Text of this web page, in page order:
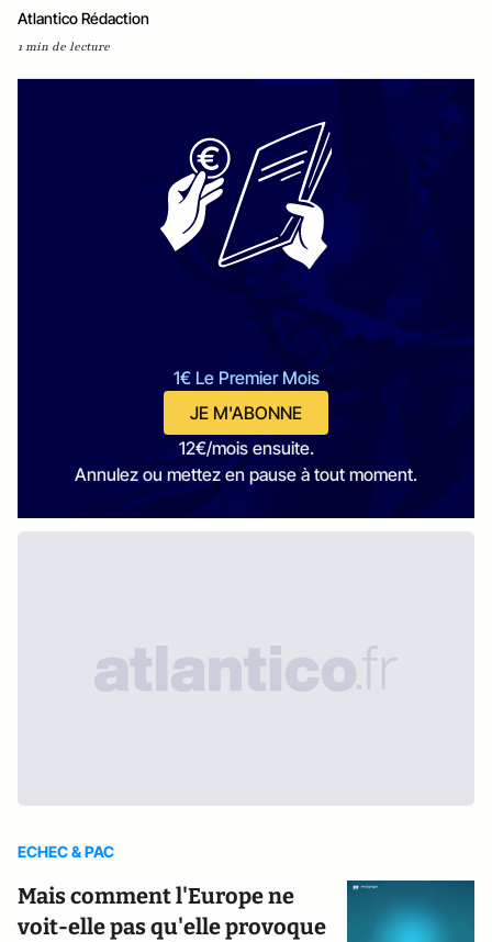
Atlantico Rédaction
1 min de lecture
1€ Le Premier Mois
JE M'ABONNE
12€/mois ensuite.
Annulez ou mettez en pause à tout moment.
ECHEC & PAC
Mais comment l'Europe ne
voit-elle pas qu'elle provoque